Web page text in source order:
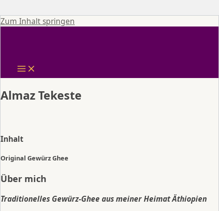
Zum Inhalt springen
Almaz Tekeste
Inhalt
Original Gewürz Ghee
Über mich
Traditionelles Gewürz-Ghee aus meiner Heimat Äthiopien